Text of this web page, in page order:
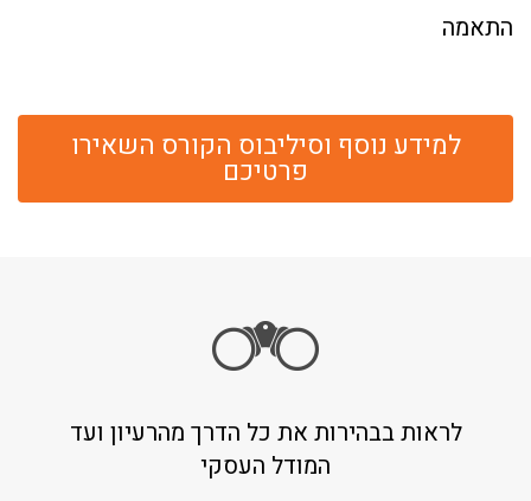
התאמה
למידע נוסף וסיליבוס הקורס השאירו
פרטיכם
לראות בבהירות את כל הדרך מהרעיון ועד
המודל העסקי